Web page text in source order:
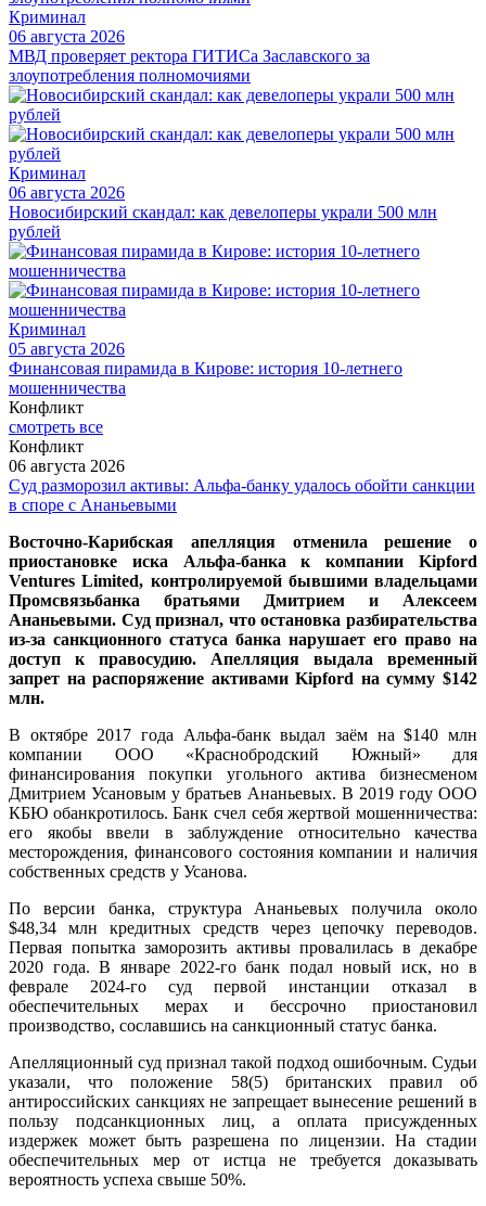
Криминал
06 августа 2026
МВД проверяет ректора ГИТИСа Заславского за
злоупотребления полномочиями
Криминал
06 августа 2026
Новосибирский скандал: как девелоперы украли 500 млн
рублей
Криминал
05 августа 2026
Финансовая пирамида в Кирове: история 10-летнего
мошенничества
Конфликт
смотреть все
Конфликт
06 августа 2026
Суд разморозил активы: Альфа-банку удалось обойти санкции
в споре с Ананьевыми
Восточно-Карибская апелляция отменила решение о
приостановке иска Альфа-банка к компании Kipford
Ventures Limited, контролируемой бывшими владельцами
Промсвязьбанка братьями Дмитрием и Алексеем
Ананьевыми. Суд признал, что остановка разбирательства
из-за санкционного статуса банка нарушает его право на
доступ к правосудию. Апелляция выдала временный
запрет на распоряжение активами Kipford на сумму $142
млн.
В октябре 2017 года Альфа-банк выдал заём на $140 млн
компании ООО «Краснобродский Южный» для
финансирования покупки угольного актива бизнесменом
Дмитрием Усановым у братьев Ананьевых. В 2019 году ООО
КБЮ обанкротилось. Банк счел себя жертвой мошенничества:
его якобы ввели в заблуждение относительно качества
месторождения, финансового состояния компании и наличия
собственных средств у Усанова.
По версии банка, структура Ананьевых получила около
$48,34 млн кредитных средств через цепочку переводов.
Первая попытка заморозить активы провалилась в декабре
2020 года. В январе 2022-го банк подал новый иск, но в
феврале 2024-го суд первой инстанции отказал в
обеспечительных мерах и бессрочно приостановил
производство, сославшись на санкционный статус банка.
Апелляционный суд признал такой подход ошибочным. Судьи
указали, что положение 58(5) британских правил об
антироссийских санкциях не запрещает вынесение решений в
пользу подсанкционных лиц, а оплата присужденных
издержек может быть разрешена по лицензии. На стадии
обеспечительных мер от истца не требуется доказывать
вероятность успеха свыше 50%.